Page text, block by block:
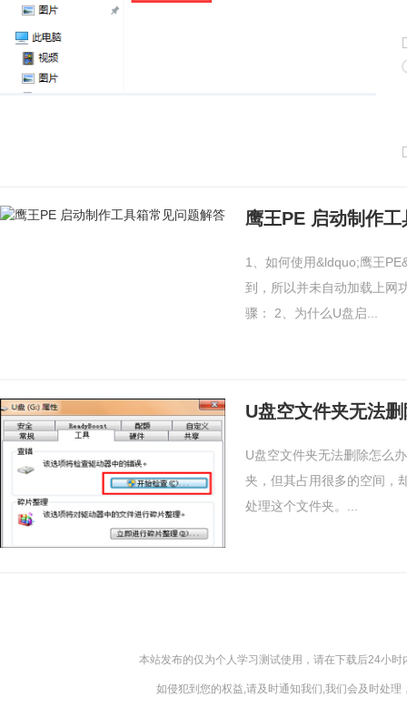
鹰王PE 启动制作
1、如何使用&ldquo;鹰王
到，所以并未自动加载上网
骤： 2、为什么U盘启...
U盘空文件夹无法
U盘空文件夹无法删除怎么
夹，但其占用很多的空间，
处理这个文件夹。...
本站发布的仅为个人学习测试使用，请在下载后24小
如侵犯到您的权益,请及时通知我们,我们会及时处